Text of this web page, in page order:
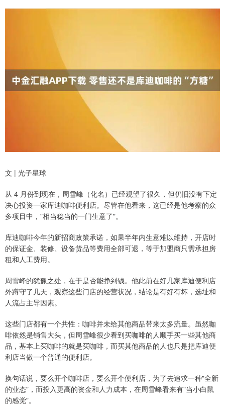
文 | 光子星球
从 4 月份到现在，周雪峰（化名）已经观望了很久，但仍旧没有下定
决心投资一家库迪咖啡便利店。尽管在他看来，这已经是他考察的众
多项目中，"相当稳当的一门生意了"。
库迪咖啡今年的新招商政策承诺，如果半年内生意难以维持，开店时
的保证金、装修、设备货品等费用全部可退，等于加盟商只需承担房
租和人工费用。
周雪峰的犹豫之处，在于是否能挣到钱。他此前在好几家库迪便利店
外蹲守了几天，观察这些门店的经营状况，结论是有好有坏，选址和
人流占主导因素。
这些门店都有一个共性：咖啡并未给其他商品带来太多流量。虽然咖
啡依然是销售大头，但周雪峰很少看到买咖啡的人顺手买一些其他商
品，基本上买咖啡的就是买咖啡，而买其他商品的人也只是把库迪便
利店当做一个普通的便利店。
换句话说，要么开个咖啡店，要么开个便利店，为了去追求一种"全新
的业态"，而投入更高的资金和人力成本，在周雪峰看来有"当小白鼠
的感觉"。